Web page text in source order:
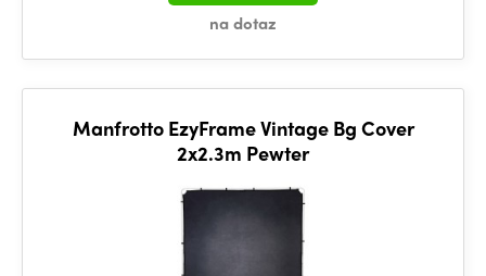
na dotaz
Manfrotto EzyFrame Vintage Bg Cover
2x2.3m Pewter